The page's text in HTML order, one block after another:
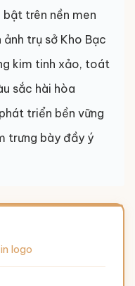
bật trên nền men
trụ sở Kho Bạc
kim tinh xảo, toát
sắc hài hòa
triển bền vững
trưng bày đầy ý
logo